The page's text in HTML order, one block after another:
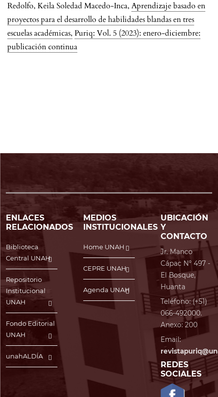
Redolfo, Keila Soledad Macedo-Inca, Aprendizaje basado en
proyectos para el desarrollo de habilidades blandas en tres
escuelas académicas, Puriq: Vol. 5 (2023): enero-diciembre:
publicación continua
ENLACES
RELACIONADOS
Biblioteca
Central UNAH
Repositorio
Institucional
UNAH
Fondo Editorial
UNAH
unahALDÍA
MEDIOS
INSTITUCIONALES
Home UNAH
CEPRE UNAH
Agenda UNAH
UBICACIÓN
Y
CONTACTO
Jr. Manco
Cápac N° 497 -
El Bosque,
Huanta
Teléfono: (+51)
066-492000.
Anexo: 200
Email:
REDES
SOCIALES